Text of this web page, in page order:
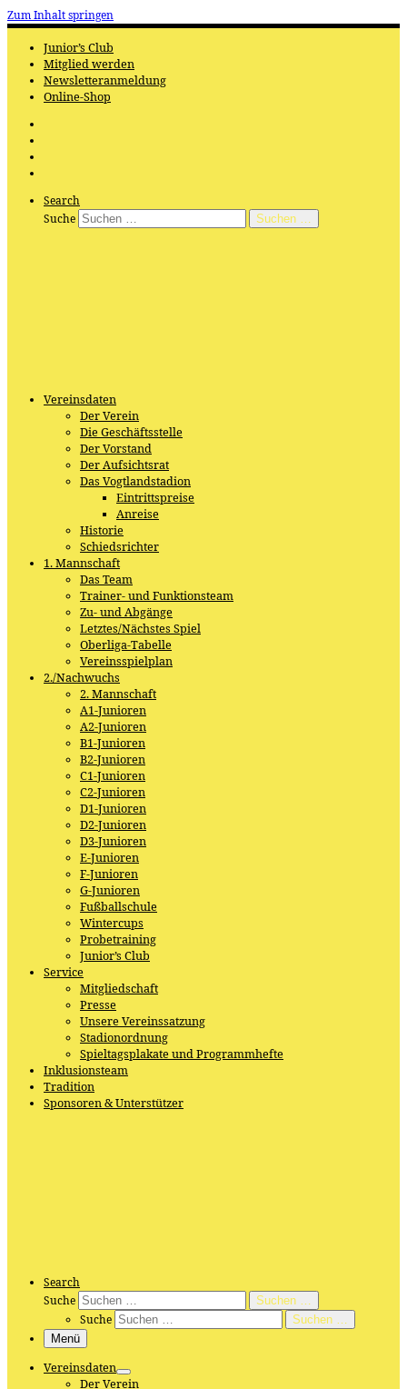
Zum Inhalt springen
Junior’s Club
Mitglied werden
Newsletteranmeldung
Online-Shop
Search
Suche
Suchen …
Vereinsdaten
Der Verein
Die Geschäftsstelle
Der Vorstand
Der Aufsichtsrat
Das Vogtlandstadion
Eintrittspreise
Anreise
Historie
Schiedsrichter
1. Mannschaft
Das Team
Trainer- und Funktionsteam
Zu- und Abgänge
Letztes/Nächstes Spiel
Oberliga-Tabelle
Vereinsspielplan
2./Nachwuchs
2. Mannschaft
A1-Junioren
A2-Junioren
B1-Junioren
B2-Junioren
C1-Junioren
C2-Junioren
D1-Junioren
D2-Junioren
D3-Junioren
E-Junioren
F-Junioren
G-Junioren
Fußballschule
Wintercups
Probetraining
Junior’s Club
Service
Mitgliedschaft
Presse
Unsere Vereinssatzung
Stadionordnung
Spieltagsplakate und Programmhefte
Inklusionsteam
Tradition
Sponsoren & Unterstützer
Search
Suche
Suchen …
Suche
Suchen …
Menü
Vereinsdaten
Der Verein